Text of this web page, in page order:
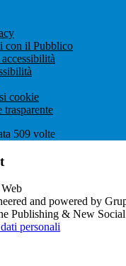
con il Pubblico
cookie
509 volte
and powered by
Publishing & New
personali